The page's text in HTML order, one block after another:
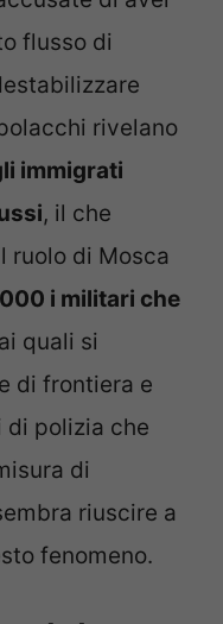
flusso di
rivelano
immigrati
, il che
ruolo di Mosca
i militari che
quali si
di frontiera e
di polizia che
di
riuscire a
fenomeno.